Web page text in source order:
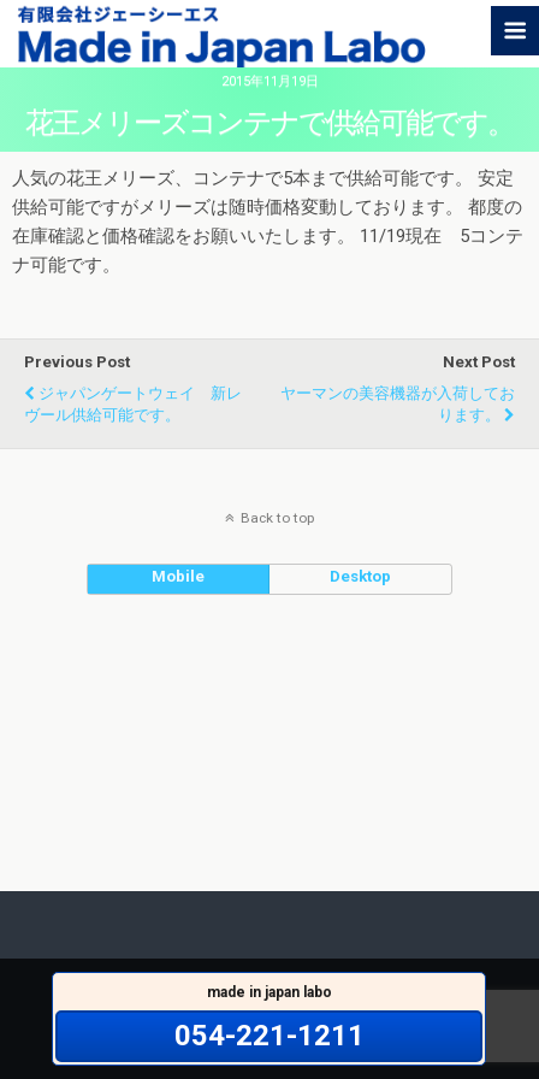
2015年11月19日
花王メリーズコンテナで供給可能です。
人気の花王メリーズ、コンテナで5本まで供給可能です。 安定
供給可能ですがメリーズは随時価格変動しております。 都度の
在庫確認と価格確認をお願いいたします。 11/19現在 5コンテ
ナ可能です。
Previous Post
ジャパンゲートウェイ 新レ
ヴール供給可能です。
Next Post
ヤーマンの美容機器が入荷してお
ります。
Back to top
Mobile Desktop
made in japan labo
054-221-1211